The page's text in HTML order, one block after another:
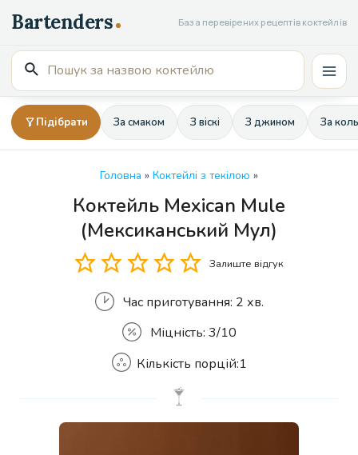
до
вмісту
База перевірених рецептів коктейлів
Пошук
для:
Підібрати За смаком З віскі З джином За
Головна » Коктейлі з текілою »
Коктейль Mexican Mule
(Мексиканський Мул)
Залиште відгук
Час приготування: 2 хв.
Міцність: 3/10
Кількість
Кількість порцій:1